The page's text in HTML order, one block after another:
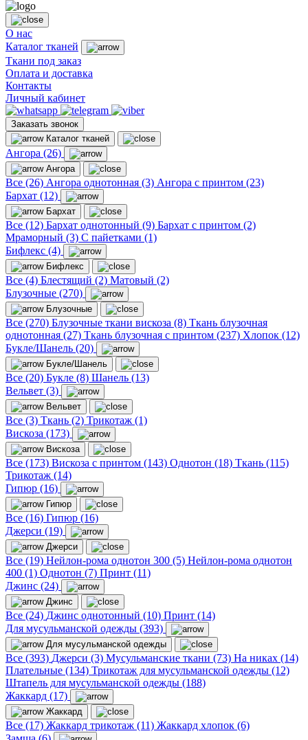
О нас
Каталог тканей
Ткани под заказ
Оплата и доставка
Контакты
Личный кабинет
Заказать звонок
Каталог тканей
Ангора (26)
Ангора
Все (26) Ангора однотонная (3) Ангора с принтом (23)
Бархат (12)
Бархат
Все (12) Бархат однотонный (9) Бархат с принтом (2)
Мраморный (3) С пайетками (1)
Бифлекс (4)
Бифлекс
Все (4) Блестящий (2) Матовый (2)
Блузочные (270)
Блузочные
Все (270) Блузочные ткани вискоза (8) Ткань блузочная
однотонная (27) Ткань блузочная с принтом (237) Хлопок (12)
Букле/Шанель (20)
Букле/Шанель
Все (20) Букле (8) Шанель (13)
Вельвет (3)
Вельвет
Все (3) Ткань (2) Трикотаж (1)
Вискоза (173)
Вискоза
Все (173) Вискоза с принтом (143) Однотон (18) Ткань (115)
Трикотаж (14)
Гипюр (16)
Гипюр
Все (16) Гипюр (16)
Джерси (19)
Джерси
Все (19) Нейлон-рома однотон 300 (5) Нейлон-рома однотон
400 (1) Однотон (7) Принт (11)
Джинс (24)
Джинс
Все (24) Джинс однотонный (10) Принт (14)
Для мусульманской одежды (393)
Для мусульманской одежды
Все (393) Джерси (3) Мусульманские ткани (73) На никах (14)
Плательные (134) Трикотаж для мусульманской одежды (12)
Штапель для мусульманской одежды (188)
Жаккард (17)
Жаккард
Все (17) Жаккард трикотаж (11) Жаккард хлопок (6)